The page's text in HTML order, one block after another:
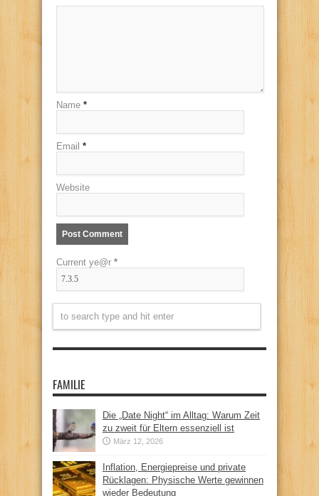
Name *
Email *
Website
Current ye@r *
FAMILIE
Die „Date Night“ im Alltag: Warum Zeit
zu zweit für Eltern essenziell ist
März 12, 2026
Inflation, Energiepreise und private
Rücklagen: Physische Werte gewinnen
wieder Bedeutung